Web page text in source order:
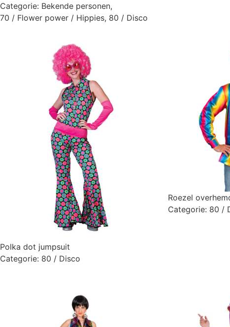
Categorie: Bekende personen,
70 / Flower power / Hippies, 80 / Disco
Polka dot jumpsuit
Categorie: 80 / Disco
Roezel
Categorie: 80 /